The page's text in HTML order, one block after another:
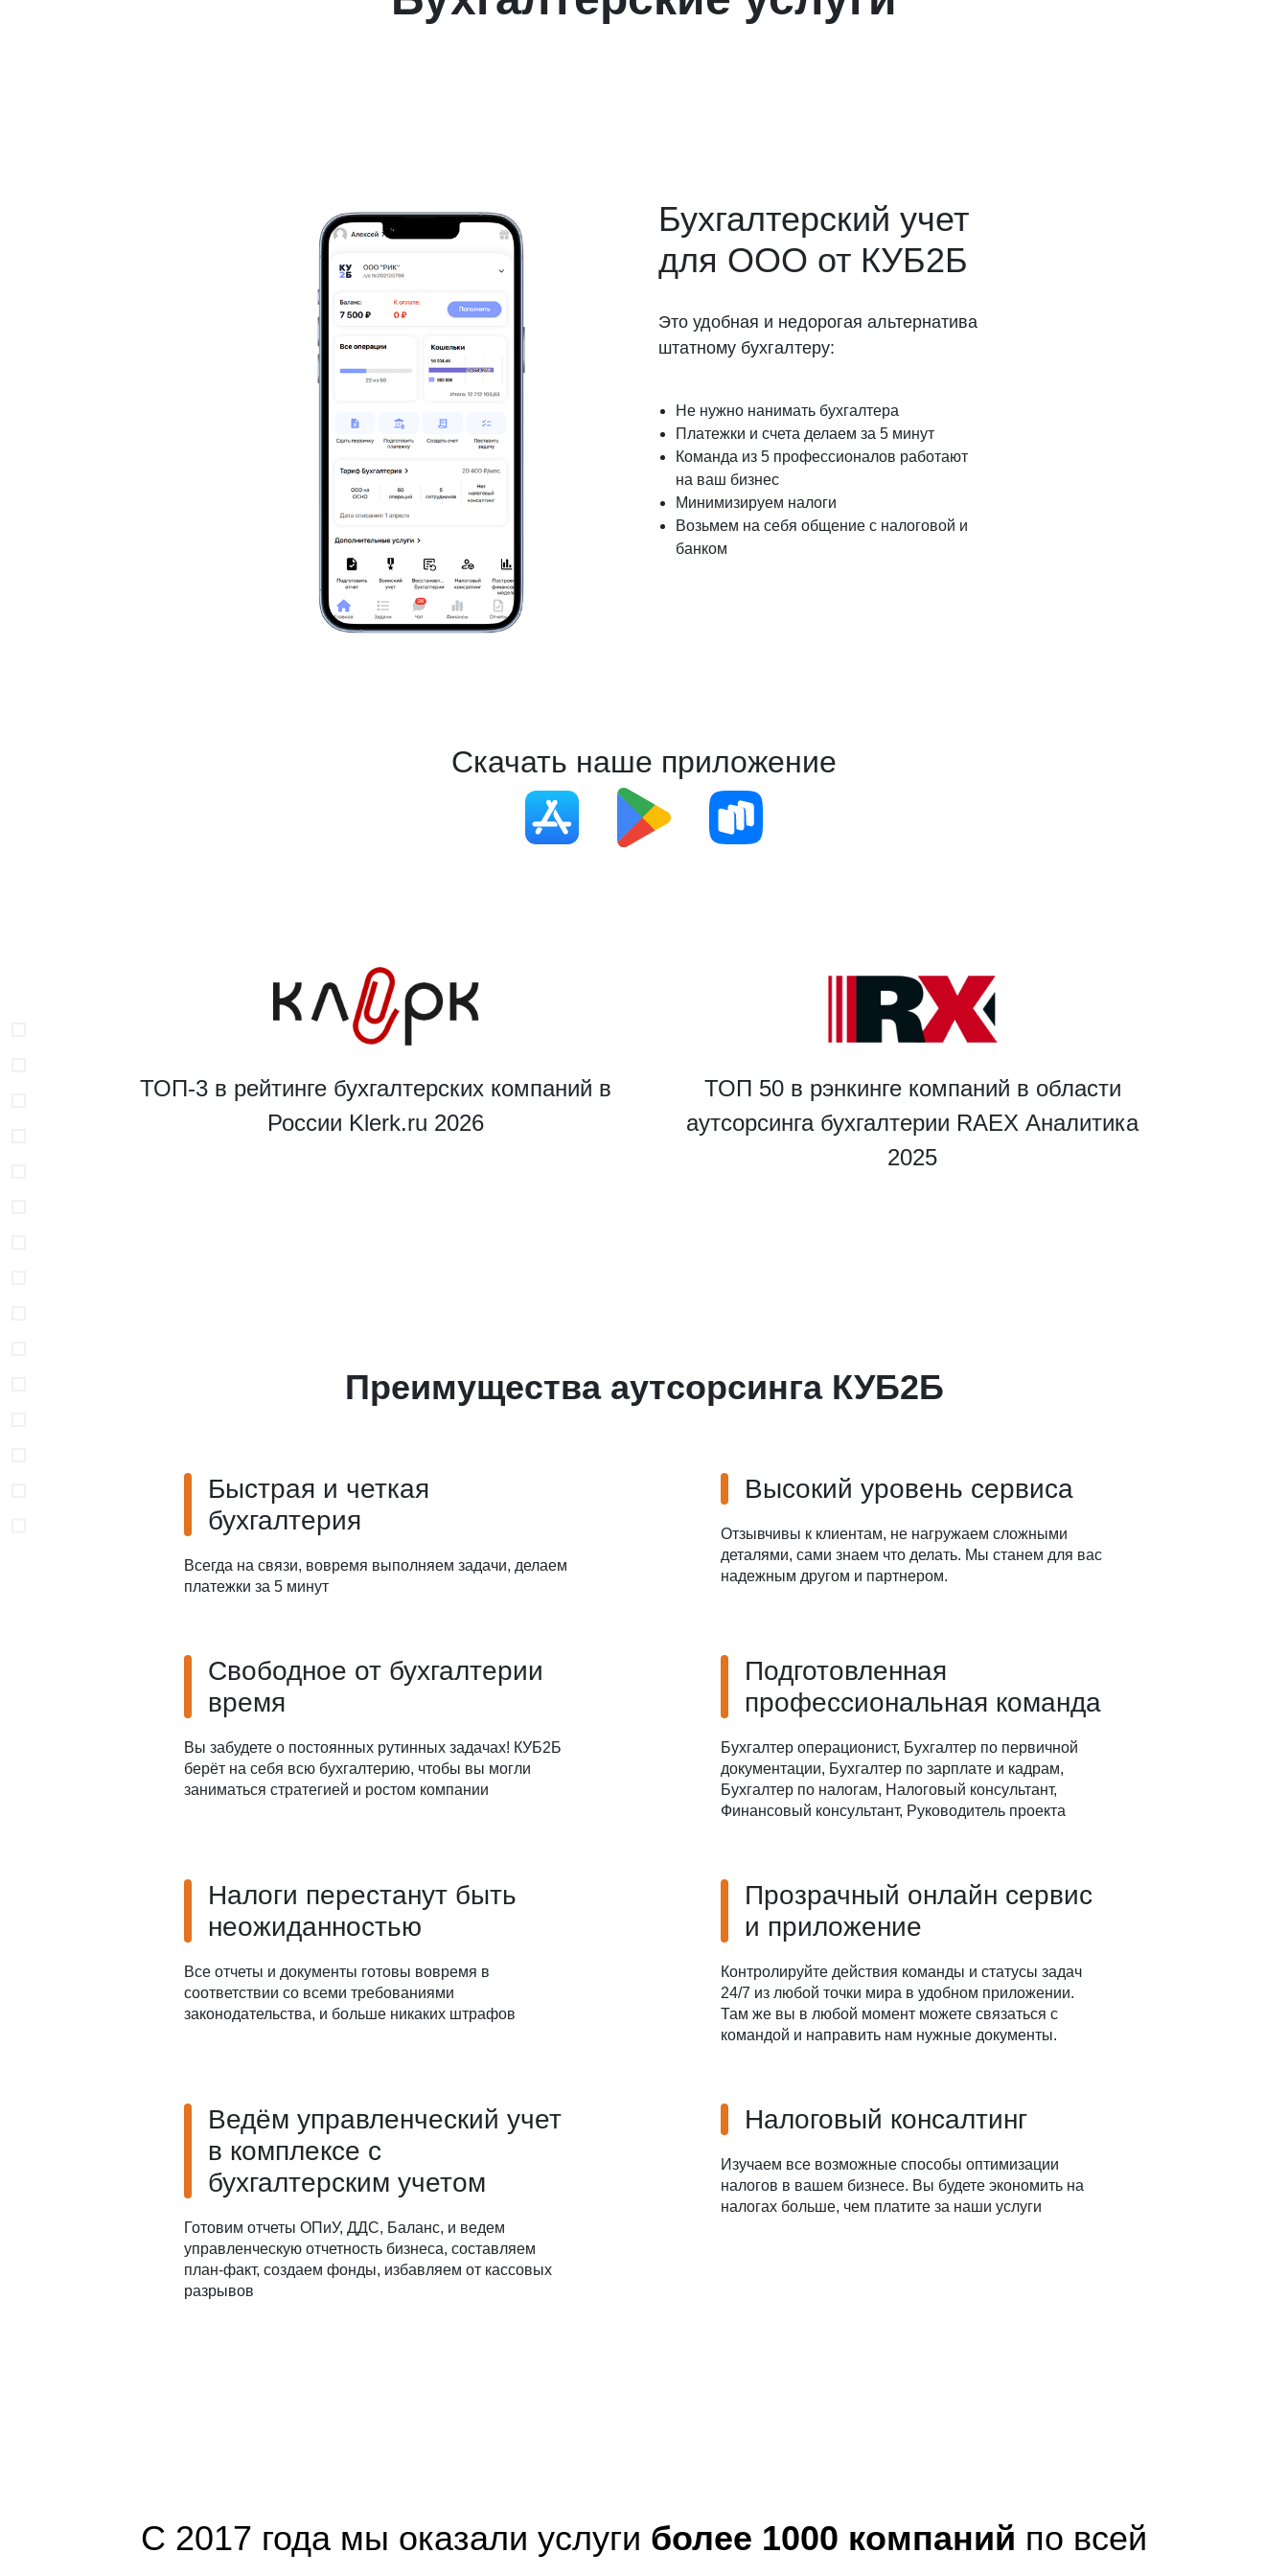
Бухгалтерский учет
для ООО от КУБ2Б
Это удобная и недорогая альтернатива
штатному бухгалтеру:
Не нужно нанимать бухгалтера
Платежки и счета делаем за 5 минут
Команда из 5 профессионалов работают
на ваш бизнес
Минимизируем налоги
Возьмем на себя общение с налоговой и
банком
Скачать наше приложение
ТОП-3 в рейтинге бухгалтерских компаний в
России Klerk.ru 2026
ТОП 50 в рэнкинге компаний в области
аутсорсинга бухгалтерии RAEX Аналитика
2025
Преимущества аутсорсинга КУБ2Б
Быстрая и четкая
бухгалтерия
Всегда на связи, вовремя выполняем задачи, делаем
платежки за 5 минут
Высокий уровень сервиса
Отзывчивы к клиентам, не нагружаем сложными
деталями, сами знаем что делать. Мы станем для вас
надежным другом и партнером.
Свободное от бухгалтерии
время
Вы забудете о постоянных рутинных задачах! КУБ2Б
берёт на себя всю бухгалтерию, чтобы вы могли
заниматься стратегией и ростом компании
Подготовленная
профессиональная команда
Бухгалтер операционист, Бухгалтер по первичной
документации, Бухгалтер по зарплате и кадрам,
Бухгалтер по налогам, Налоговый консультант,
Финансовый консультант, Руководитель проекта
Налоги перестанут быть
неожиданностью
Все отчеты и документы готовы вовремя в
соответствии со всеми требованиями
законодательства, и больше никаких штрафов
Прозрачный онлайн сервис
и приложение
Контролируйте действия команды и статусы задач
24/7 из любой точки мира в удобном приложении.
Там же вы в любой момент можете связаться с
командой и направить нам нужные документы.
Ведём управленческий учет
в комплексе с
бухгалтерским учетом
Готовим отчеты ОПиУ, ДДС, Баланс, и ведем
управленческую отчетность бизнеса, составляем
план-факт, создаем фонды, избавляем от кассовых
разрывов
Налоговый консалтинг
Изучаем все возможные способы оптимизации
налогов в вашем бизнесе. Вы будете экономить на
налогах больше, чем платите за наши услуги
С 2017 года мы оказали услуги более 1000 компаний по всей